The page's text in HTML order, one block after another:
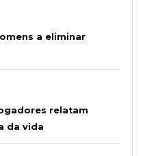
a eliminar
relatam
da vida